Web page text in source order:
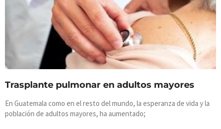
Trasplante pulmonar en adultos mayores
En Guatemala como en el resto del mundo, la esperanza de vida y la
población de adultos mayores, ha aumentado;